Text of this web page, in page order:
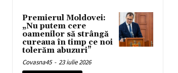
Premierul Moldovei:
„Nu putem cere
oamenilor să strângă
cureaua în timp ce noi
tolerăm abuzuri”
Covasna45 - 23 iulie 2026